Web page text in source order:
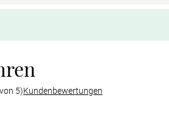
5)Kundenbewertungen